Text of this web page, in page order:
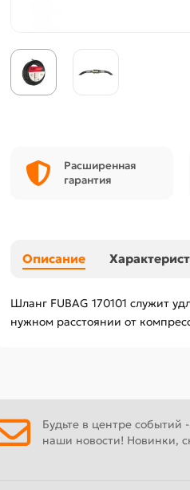
Расширенная
гарантия
Описание
Шланг FUBAG 170101 служит
нужном расстоянии от
Будьте в центре событий
наши новости! Новинки,